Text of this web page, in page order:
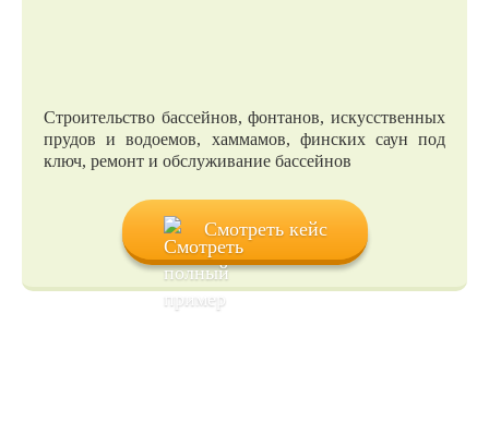
Строительство бассейнов, фонтанов, искусственных
прудов и водоемов, хаммамов, финских саун под
ключ, ремонт и обслуживание бассейнов
Смотреть кейс